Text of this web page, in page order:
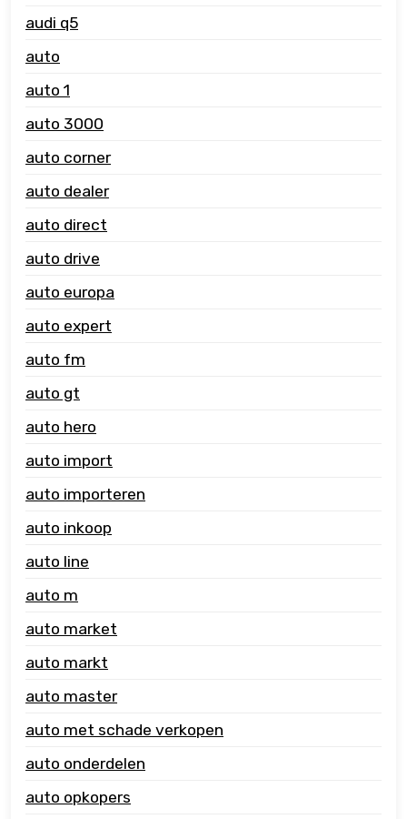
audi q5
auto
auto 1
auto 3000
auto corner
auto dealer
auto direct
auto drive
auto europa
auto expert
auto fm
auto gt
auto hero
auto import
auto importeren
auto inkoop
auto line
auto m
auto market
auto markt
auto master
auto met schade verkopen
auto onderdelen
auto opkopers